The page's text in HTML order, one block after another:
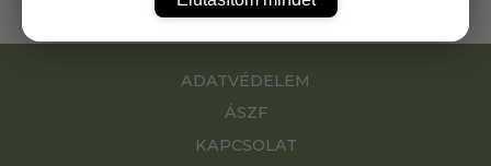
ADATVÉDELEM
ÁSZF
KAPCSOLAT